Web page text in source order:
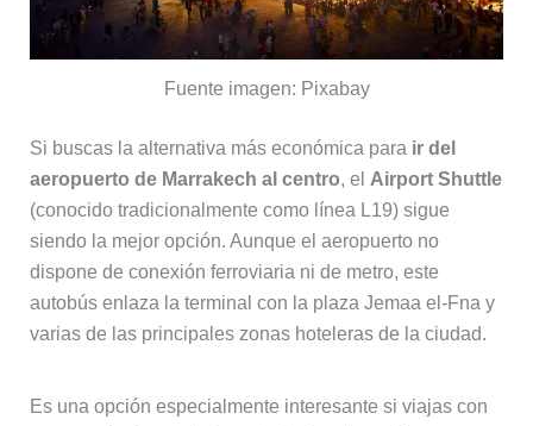
Fuente imagen: Pixabay
Si buscas la alternativa más económica para ir del
aeropuerto de Marrakech al centro, el Airport Shuttle
(conocido tradicionalmente como línea L19) sigue
siendo la mejor opción. Aunque el aeropuerto no
dispone de conexión ferroviaria ni de metro, este
autobús enlaza la terminal con la plaza Jemaa el-Fna y
varias de las principales zonas hoteleras de la ciudad.
Es una opción especialmente interesante si viajas con